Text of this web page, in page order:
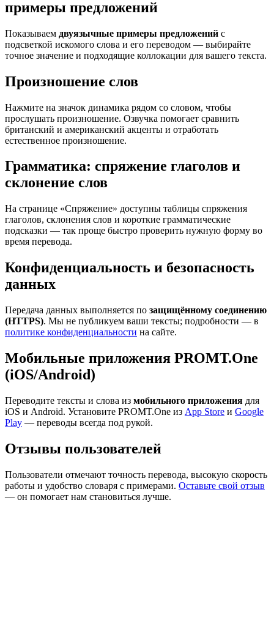
примеры предложений
Показываем двуязычные примеры предложений с
подсветкой искомого слова и его переводом — выбирайте
точное значение и подходящие коллокации для вашего текста.
Произношение слов
Нажмите на значок динамика рядом со словом, чтобы
прослушать произношение. Озвучка помогает сравнить
британский и американский акценты и отработать
естественное произношение.
Грамматика: спряжение глаголов и
склонение слов
На странице «Спряжение» доступны таблицы спряжения
глаголов, склонения слов и короткие грамматические
подсказки — так проще быстро проверить нужную форму во
время перевода.
Конфиденциальность и безопасность
данных
Передача данных выполняется по защищённому соединению
(HTTPS). Мы не публикуем ваши тексты; подробности — в
политике конфиденциальности на сайте.
Мобильные приложения PROMT.One
(iOS/Android)
Переводите тексты и слова из мобильного приложения для
iOS и Android. Установите PROMT.One из App Store и Google
Play — переводы всегда под рукой.
Отзывы пользователей
Пользователи отмечают точность перевода, высокую скорость
работы и удобство словаря с примерами. Оставьте свой отзыв
— он помогает нам становиться лучше.